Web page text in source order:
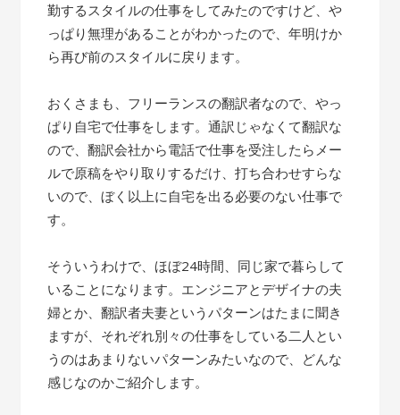
勤するスタイルの仕事をしてみたのですけど、や
っぱり無理があることがわかったので、年明けか
ら再び前のスタイルに戻ります。
おくさまも、フリーランスの翻訳者なので、やっ
ぱり自宅で仕事をします。通訳じゃなくて翻訳な
ので、翻訳会社から電話で仕事を受注したらメー
ルで原稿をやり取りするだけ、打ち合わせすらな
いので、ぼく以上に自宅を出る必要のない仕事で
す。
そういうわけで、ほぼ24時間、同じ家で暮らして
いることになります。エンジニアとデザイナの夫
婦とか、翻訳者夫妻というパターンはたまに聞き
ますが、それぞれ別々の仕事をしている二人とい
うのはあまりないパターンみたいなので、どんな
感じなのかご紹介します。